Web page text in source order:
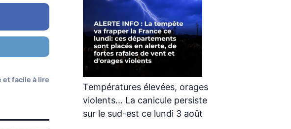
et facile à lire
Températures élevées, orages
violents… La canicule persiste
sur le sud-est ce lundi 3 août